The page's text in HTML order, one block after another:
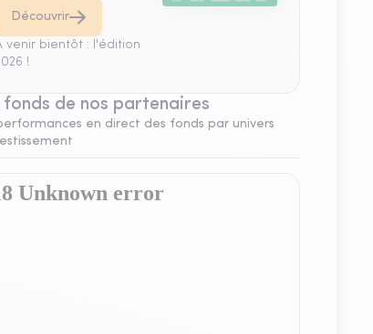
Découvrir
venir bientôt : l'édition
!
fonds de nos partenaires
en direct des fonds par univers